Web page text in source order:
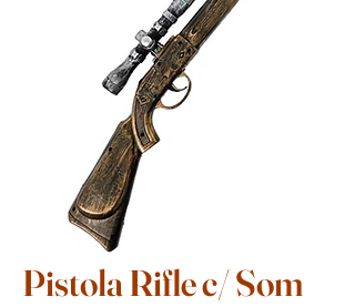
Pistola Rifle c/ Som